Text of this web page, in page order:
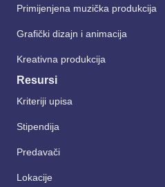
Primijenjena muzička produkcija
Grafički dizajn i animacija
Kreativna produkcija
Resursi
Kriteriji upisa
Stipendija
Predavači
Lokacije